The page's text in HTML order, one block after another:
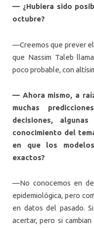
— ¿Hubiera sido
octubre?
—Creemos que prever
que Nassim Taleb
poco probable, con
— Ahora mismo, a
muchas
decisiones,
conocimiento del
en que los
exactos?
—No conocemos en
epidemiológica, pero
en datos del pasado.
acertar, pero si